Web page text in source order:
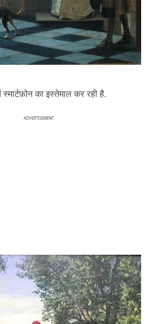
का इस्तेमाल कर रही है.
ADVERTISEMENT